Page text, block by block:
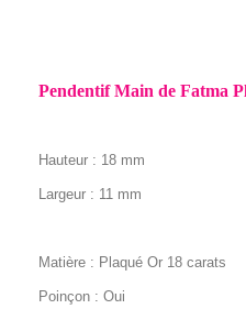
Pendentif Main de Fatma
Hauteur : 18 mm
Largeur : 11 mm
Matière : Plaqué Or 18 carats
Poinçon : Oui